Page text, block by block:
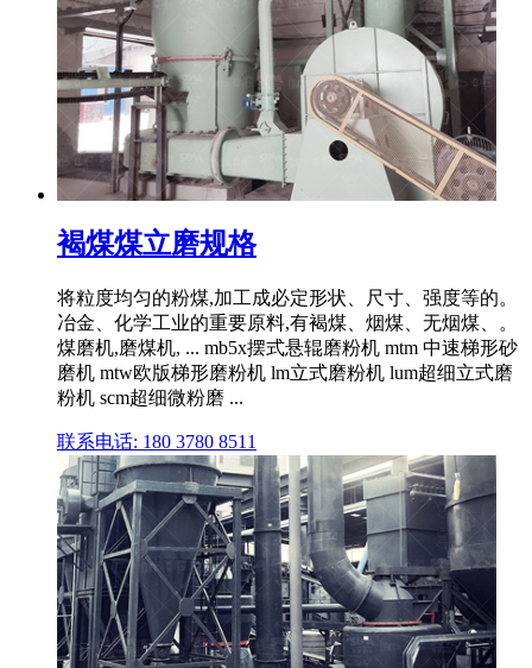
褐煤煤立磨规格
将粒度均匀的粉煤,加工成必定形状、尺寸、强度等的。
冶金、化学工业的重要原料,有褐煤、烟煤、无烟煤、。
煤磨机,磨煤机, ... mb5x摆式悬辊磨粉机 mtm 中速梯形砂
磨机 mtw欧版梯形磨粉机 lm立式磨粉机 lum超细立式磨
粉机 scm超细微粉磨 ...
联系电话: 180 3780 8511